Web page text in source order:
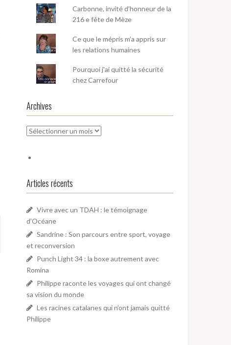
Carbonne, invité d'honneur de la
216 e fête de Mèze
Ce que le mépris m’a appris sur
les relations humaines
Pourquoi j'ai quitté la sécurité
chez Carrefour
Archives
Archives
Articles récents
Vivre avec un TDAH : le témoignage
d’Océane
Sandrine : Son parcours entre sport, voyage
et reconversion
Punch Light 34 : la boxe autrement avec
Romina
Philippe raconte les voyages qui ont changé
sa vision du monde
Les racines catalanes qui n’ont jamais quitté
Philippe